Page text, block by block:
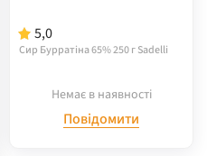
5,0
Сир Бурратіна 65% 250 г Sadelli
Немає в наявності
Повідомити